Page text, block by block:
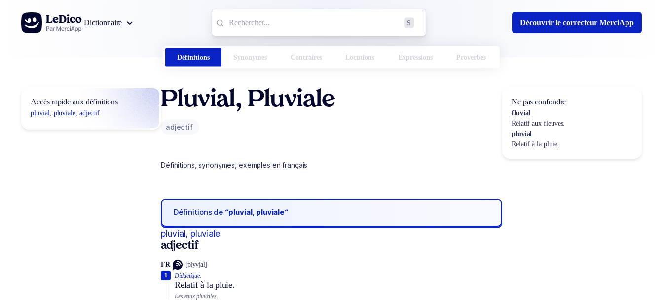
Aller au contenu
Dictionnaire
S Découvrir le correcteur MerciApp
Définitions Synonymes Contraires Locutions Expressions Proverbes
Accès rapide aux définitions
pluvial, pluviale, adjectif
Pluvial, Pluviale
adjectif
Définitions, synonymes, exemples en français
Définitions de “pluvial, pluviale“
pluvial, pluviale
adjectif
FR [plyvjal]
Didactique.
Relatif à la pluie.
1
Les eaux pluviales.
Ne pas confondre
fluvial
Relatif aux fleuves.
pluvial
Relatif à la pluie.